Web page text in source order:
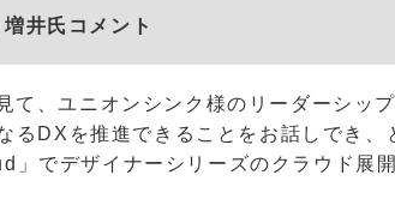
井氏コメント
て、ユニオンシンク様のリーダーシッ
るDXを推進できることをお話しでき、
でデザイナーシリーズのクラウド展